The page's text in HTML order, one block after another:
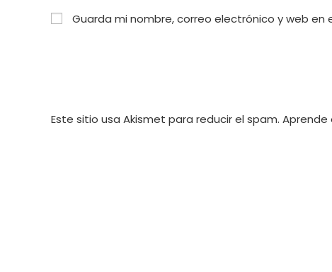
nombre
o
comentar
Guarda mi nombre, correo electrónico y web
Este sitio usa Akismet para reducir el spam. Aprende